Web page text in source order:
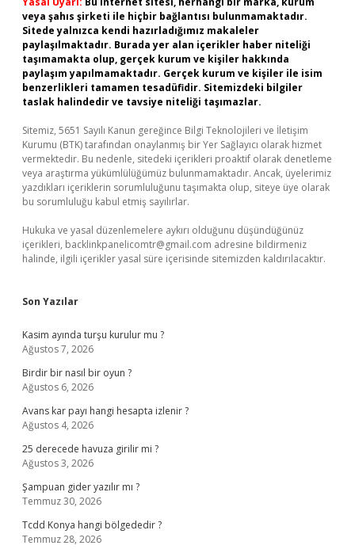
veya şahıs şirketi ile hiçbir bağlantısı bulunmamaktadır.
Sitede yalnızca kendi hazırladığımız makaleler
paylaşılmaktadır. Burada yer alan içerikler haber niteliği
taşımamakta olup, gerçek kurum ve kişiler hakkında
paylaşım yapılmamaktadır. Gerçek kurum ve kişiler ile isim
benzerlikleri tamamen tesadüfidir. Sitemizdeki bilgiler
taslak halindedir ve tavsiye niteliği taşımazlar.
Sitemiz, 5651 Sayılı Kanun gereğince Bilgi Teknolojileri ve İletişim
Kurumu (BTK) tarafından onaylanmış bir Yer Sağlayıcı olarak hizmet
vermektedir. Bu nedenle, sitedeki içerikleri proaktif olarak denetleme
veya araştırma yükümlülüğümüz bulunmamaktadır. Ancak, üyelerimiz
yazdıkları içeriklerin sorumluluğunu taşımakta olup, siteye üye olarak
bu sorumluluğu kabul etmiş sayılırlar.
Hukuka ve yasal düzenlemelere aykırı olduğunu düşündüğünüz
içerikleri, backlinkpanelicomtr@gmail.com adresine bildirmeniz
halinde, ilgili içerikler yasal süre içerisinde sitemizden kaldırılacaktır.
Son Yazılar
Kasim ayında turşu kurulur mu ?
Ağustos 7, 2026
Birdir bir nasıl bir oyun ?
Ağustos 6, 2026
Avans kar payı hangi hesapta izlenir ?
Ağustos 4, 2026
25 derecede havuza girilir mi ?
Ağustos 3, 2026
Şampuan gider yazılır mı ?
Temmuz 30, 2026
Tcdd Konya hangi bölgededir ?
Temmuz 28, 2026